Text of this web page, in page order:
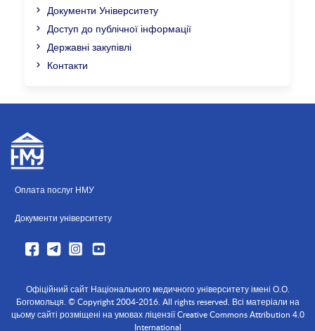
Документи Університету
Доступ до публічної інформації
Державні закупівлі
Контакти
Оплата послуг НМУ
Документи університету
Офіційний сайт Національного медичного університету імені О.О.
Богомольця. © Copyright 2004-2016. All rights reserved. Всі матеріали на
цьому сайті розміщені на умовах ліцензії Creative Commons Attribution 4.0
International